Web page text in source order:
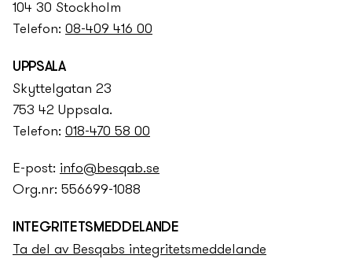
104 30 Stockholm
Telefon: 08-409 416 00
UPPSALA
Skyttelgatan 23
753 42 Uppsala.
Telefon: 018-470 58 00
E-post: info@besqab.se
Org.nr: 556699-1088
INTEGRITETS­­MEDDELANDE
Ta del av Besqabs integritets­­meddelande